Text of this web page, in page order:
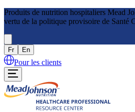
Produits de nutrition hospitaliers Mead
vertu de la politique provisoire de Santé
Fr En
Pour les clients